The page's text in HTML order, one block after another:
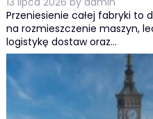
Przeniesienie całej fabryki to
na rozmieszczenie maszyn,
logistykę dostaw oraz…